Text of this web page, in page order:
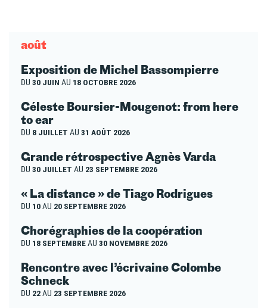
août
Exposition de Michel Bassompierre
DU 30 JUIN AU 18 OCTOBRE 2026
Céleste Boursier-Mougenot: from here
to ear
DU 8 JUILLET AU 31 AOÛT 2026
Grande rétrospective Agnès Varda
DU 30 JUILLET AU 23 SEPTEMBRE 2026
« La distance » de Tiago Rodrigues
DU 10AU 20 SEPTEMBRE 2026
Chorégraphies de la coopération
DU 18 SEPTEMBREAU 30 NOVEMBRE 2026
Rencontre avec l’écrivaine Colombe
Schneck
DU 22AU 23 SEPTEMBRE 2026